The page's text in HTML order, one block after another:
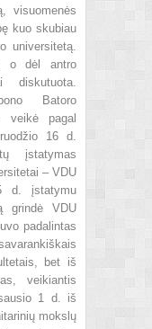
visuomenės
kuo skubiau
universitetą.
o dėl antro
diskutuota.
Batoro
veikė pagal
16 d.
įstatymas
– VDU
d. įstatymu
grindė VDU
padalintas
bet iš
veikiantis
1 d. iš
mokslų